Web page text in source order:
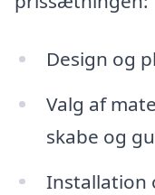
Design og
Valg af
skabe og
Installation